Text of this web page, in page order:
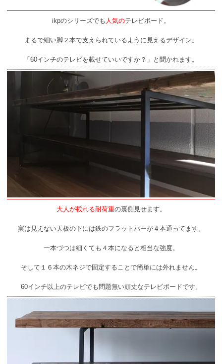
ikpのシリーズでも 人気のテレビボード。
まるで細い脚２本で支えられているように見えるデザイン。
「60インチのテレビを載せていいですか？」と聞かれます。
大人が載れる耐荷重の裏側見せます。
実は見えない天板の下には鉄のフラットバーが４本通ってます。
一本づつは細くても４本になると相当な強度。
そして１６本の木ネジで固定することで簡単には外れません。
60インチ以上のテレビでも問題無い頑丈なテレビボードです。